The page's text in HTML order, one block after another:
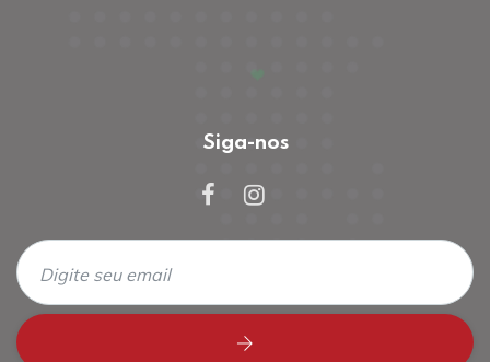
Siga-nos